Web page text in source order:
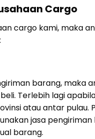
Cargo
cargo kami, maka
barang, maka
Terlebih lagi
atau antar
jasa
barang.